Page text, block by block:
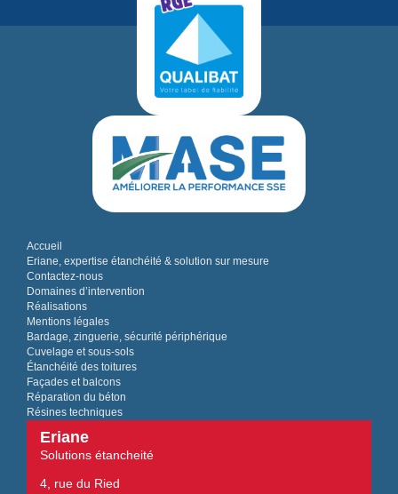
Accueil
Eriane, expertise étanchéité & solution sur mesure
Contactez-nous
Domaines d’intervention
Réalisations
Mentions légales
Bardage, zinguerie, sécurité périphérique
Cuvelage et sous-sols
Étanchéité des toitures
Façades et balcons
Réparation du béton
Résines techniques
Eriane
Solutions étancheité
4, rue du Ried